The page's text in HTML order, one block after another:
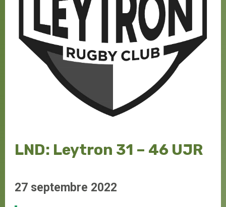
LND: Leytron 31 – 46 UJR
27 septembre 2022